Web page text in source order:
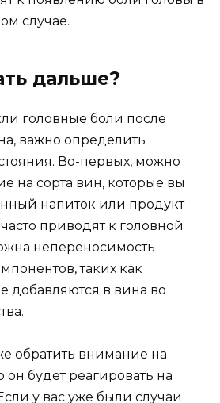
случае.
дальше?
головные боли после
важно определить
Во-первых, можно
на сорта вин, которые вы
напиток или продукт
приводят к головной
непереносимость
таких как
добавляются в вина во
обратить внимание на
будет реагировать на
у вас уже были случаи